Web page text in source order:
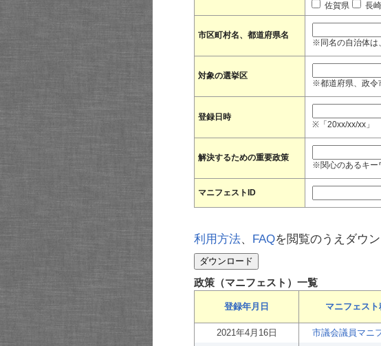
佐賀県
長
市区町村名、都道府県名
※同名の自治体は
対象の選挙区
※都道府県、政令
登録日時
※「20xx/xx/xx」
解決するための重要政策
※関心のあるキー
マニフェストID
利用方法、 FAQを閲覧のうえダウ
政策（マニフェスト）一覧
登録年月日 マニフェスト
2021年4月16日
市議会議員マニ